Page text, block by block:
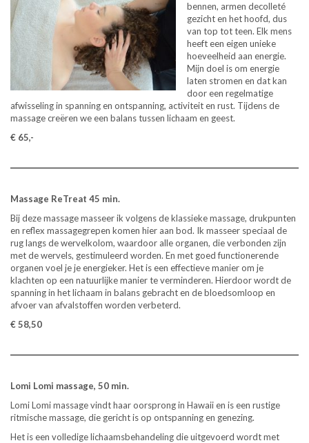
bennen, armen decolleté
gezicht en het hoofd, dus
van top tot teen. Elk mens
heeft een eigen unieke
hoeveelheid aan energie.
Mijn doel is om energie
laten stromen en dat kan
door een regelmatige
afwisseling in spanning en ontspanning, activiteit en rust. Tijdens de
massage creëren we een balans tussen lichaam en geest.
€ 65,-
Massage ReTreat 45 min.
Bij deze massage masseer ik volgens de klassieke massage, drukpunten
en reflex massagegrepen komen hier aan bod. Ik masseer speciaal de
rug langs de wervelkolom, waardoor alle organen, die verbonden zijn
met de wervels, gestimuleerd worden. En met goed functionerende
organen voel je je energieker. Het is een effectieve manier om je
klachten op een natuurlijke manier te verminderen. Hierdoor wordt de
spanning in het lichaam in balans gebracht en de bloedsomloop en
afvoer van afvalstoffen worden verbeterd.
€ 58,50
Lomi Lomi massage, 50 min.
Lomi Lomi massage vindt haar oorsprong in Hawaii en is een rustige
ritmische massage, die gericht is op ontspanning en genezing.
Het is een volledige lichaamsbehandeling die uitgevoerd wordt met